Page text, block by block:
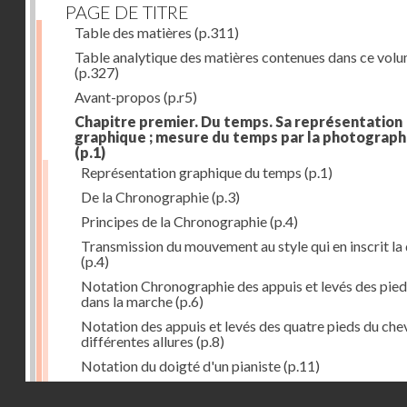
PAGE DE TITRE
Table des matières (p.311)
Table analytique des matières contenues dans ce
(p.327)
Avant-propos (p.r5)
Chapitre premier. Du temps. Sa représentation
graphique ; mesure du temps par la
(p.1)
Représentation graphique du temps (p.1)
De la Chronographie(p.3)
Principes de la Chronographie(p.4)
Transmission du mouvement au style qui en inscrit la
(p.4)
Notation Chronographie des appuis et levés des
dans la marche(p.6)
Notation des appuis et levés des quatre pieds du
différentes allures (p.8)
Notation du doigté d'un pianiste(p.11)